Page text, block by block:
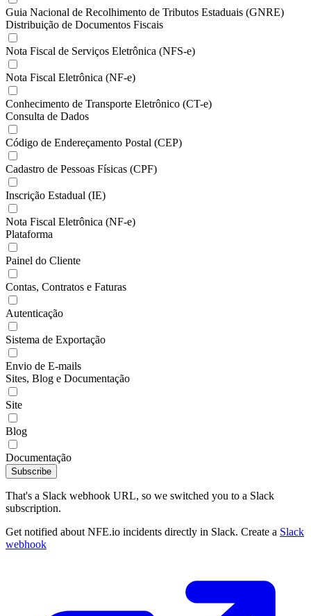
Guia Nacional de Recolhimento de Tributos Estaduais (GNRE)
Distribuição de Documentos Fiscais
Nota Fiscal de Serviços Eletrônica (NFS-e)
Nota Fiscal Eletrônica (NF-e)
Conhecimento de Transporte Eletrônico (CT-e)
Consulta de Dados
Código de Endereçamento Postal (CEP)
Cadastro de Pessoas Físicas (CPF)
Inscrição Estadual (IE)
Nota Fiscal Eletrônica (NF-e)
Plataforma
Painel do Cliente
Contas, Contratos e Faturas
Autenticação
Sistema de Exportação
Envio de E-mails
Sites, Blog e Documentação
Site
Blog
Documentação
Subscribe
That's a Slack webhook URL, so we switched you to a Slack
subscription.
Get notified about NFE.io incidents directly in Slack. Create a Slack
webhook